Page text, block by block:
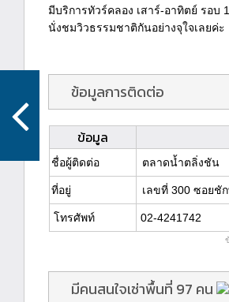
มีบริการทัวร์คลอง เสาร์-อาทิตย์ รอบ
นั่งชมวิวธรรมชาติกันอย่างจุใจเลยค่ะ
ข้อมูลการติดต่อ
ข้อมูล
ชื่อผู้ติดต่อ ตลาดน้ำตลิ่งชัน
ที่อยู่ เลขที่ 300 ซอยชั
โทรศัพท์ 02-4241742
มีคนสนใจเช่าพื้นที่ 97 คน